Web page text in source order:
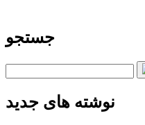
جستجو
نوشته های جدید